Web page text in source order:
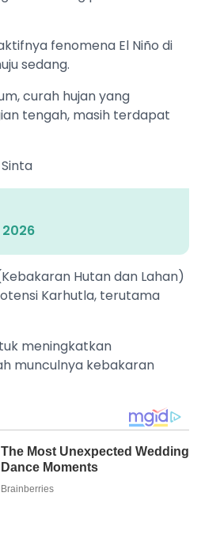
fenomena El Niño di
sedang.
curah hujan yang
tengah, masih terdapat
Hutan dan Lahan)
Karhutla, terutama
meningkatkan
munculnya kebakaran